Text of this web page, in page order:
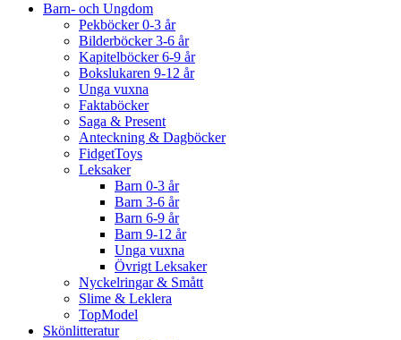
Barn- och Ungdom
Pekböcker 0-3 år
Bilderböcker 3-6 år
Kapitelböcker 6-9 år
Bokslukaren 9-12 år
Unga vuxna
Faktaböcker
Saga & Present
Anteckning & Dagböcker
FidgetToys
Leksaker
Barn 0-3 år
Barn 3-6 år
Barn 6-9 år
Barn 9-12 år
Unga vuxna
Övrigt Leksaker
Nyckelringar & Smått
Slime & Leklera
TopModel
Skönlitteratur